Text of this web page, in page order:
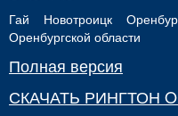
Гай Новотроицк
Оренбургской области
Полная версия
СКАЧАТЬ РИНГТОН